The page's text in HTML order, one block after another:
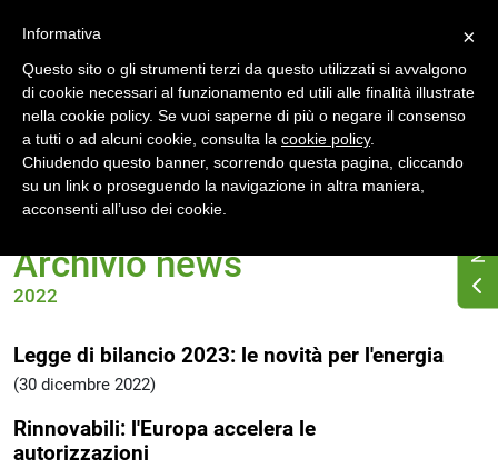
Home News Archivio 2022
Archivio news
2022
Legge di bilancio 2023: le novità per l'energia
(30 dicembre 2022)
Rinnovabili: l'Europa accelera le
autorizzazioni
×
Informativa
Questo sito o gli strumenti terzi da questo utilizzati si avvalgono
di cookie necessari al funzionamento ed utili alle finalità illustrate
nella cookie policy. Se vuoi saperne di più o negare il consenso
a tutti o ad alcuni cookie, consulta la cookie policy.
Chiudendo questo banner, scorrendo questa pagina, cliccando
su un link o proseguendo la navigazione in altra maniera,
acconsenti all’uso dei cookie.